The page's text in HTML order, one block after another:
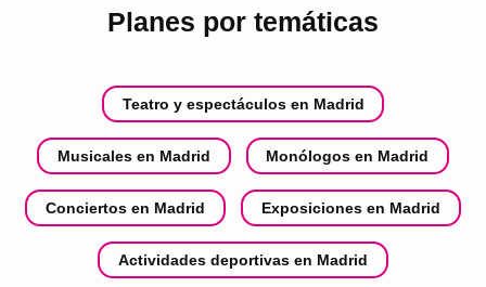
Planes por temáticas
Teatro y espectáculos en Madrid
Musicales en Madrid Monólogos en Madrid
Conciertos en Madrid Exposiciones en Madrid
Actividades deportivas en Madrid